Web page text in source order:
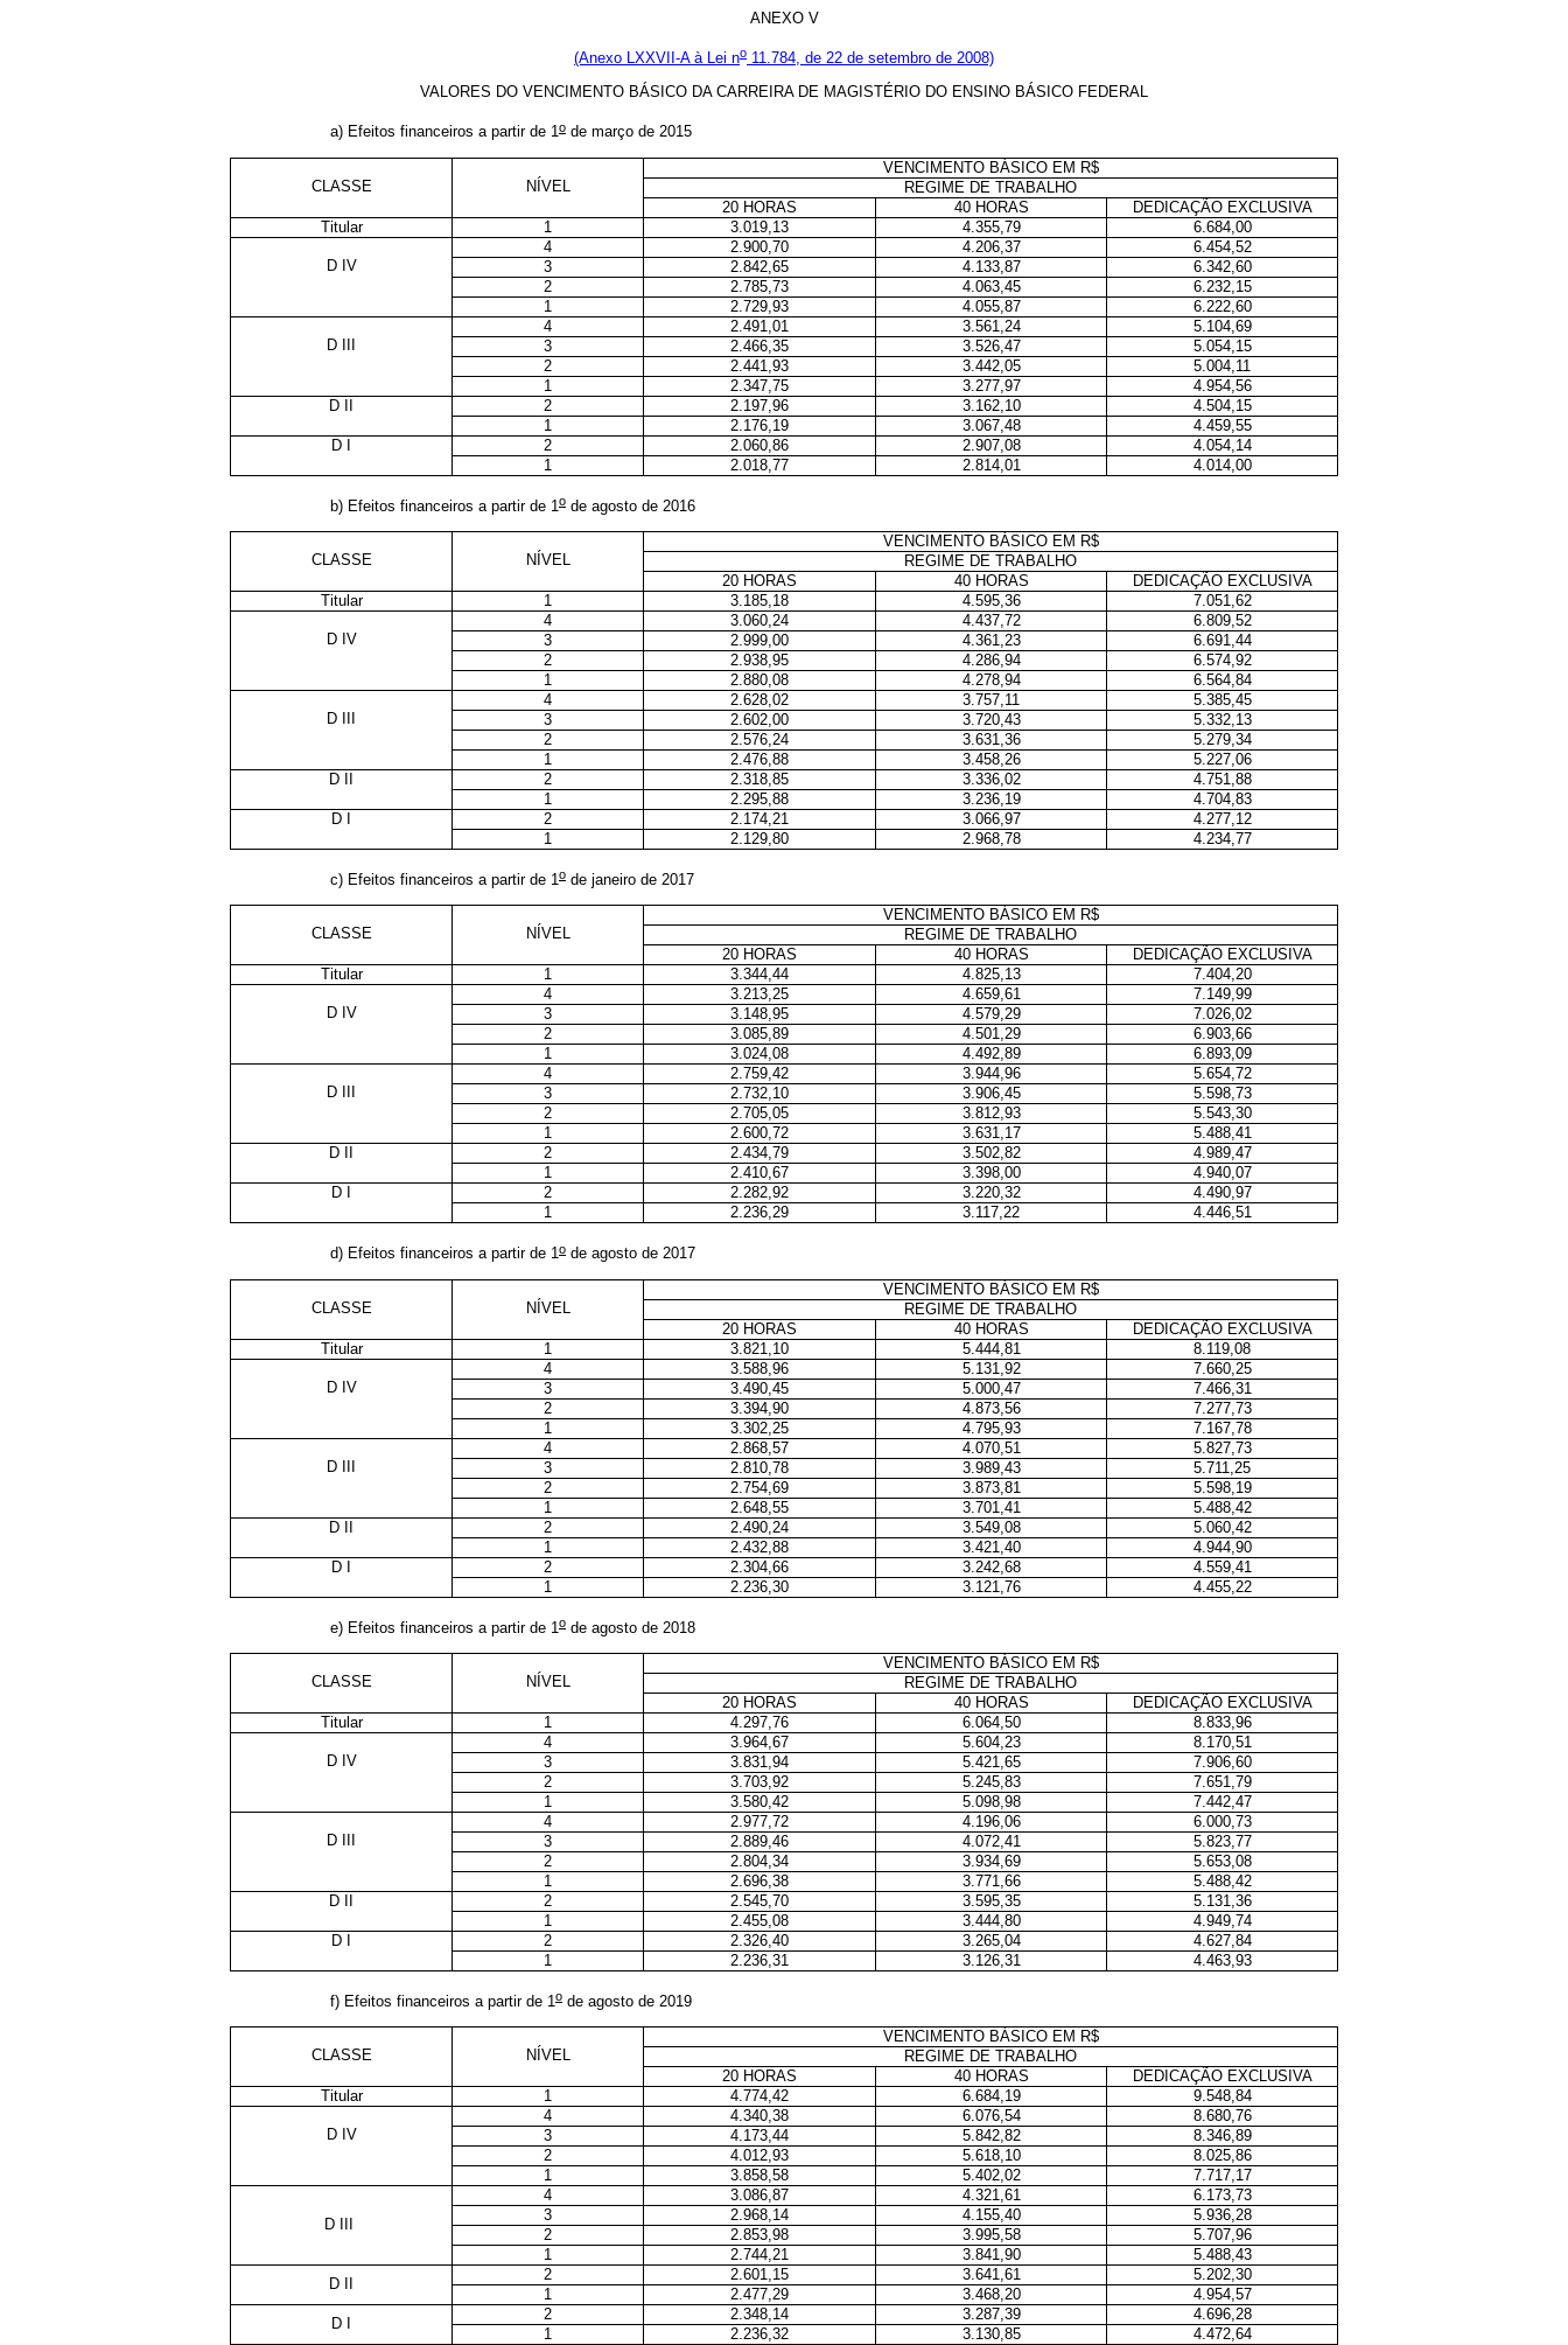
ANEXO V
(Anexo LXXVII-A à Lei no 11.784, de 22 de setembro de 2008)
VALORES DO VENCIMENTO BÁSICO DA CARREIRA DE MAGISTÉRIO DO ENSINO BÁSICO FEDERAL
a) Efeitos financeiros a partir de 1o de março de 2015
VENCIMENTO BÁSICO EM R$
CLASSE
NÍVEL
REGIME DE TRABALHO
20 HORAS
40 HORAS
DEDICAÇÃO EXCLUSIVA
Titular
1 3.019,13 4.355,79
6.684,00
4
2.900,70 4.206,37
6.454,52
D IV
3 2.842,65 4.133,87
6.342,60
2
2.785,73 4.063,45
6.232,15
1
2.729,93 4.055,87
6.222,60
4
2.491,01 3.561,24
5.104,69
D III
3 2.466,35 3.526,47
5.054,15
2
2.441,93 3.442,05
5.004,11
1
2.347,75 3.277,97
4.954,56
D II
2 2.197,96 3.162,10
4.504,15
1
2.176,19 3.067,48
4.459,55
D I
2 2.060,86 2.907,08
4.054,14
1
2.018,77 2.814,01 4.014,00
b) Efeitos financeiros a partir de 1 o de agosto de 2016
VENCIMENTO BÁSICO EM R$
CLASSE
NÍVEL
REGIME DE TRABALHO
20 HORAS
40 HORAS
DEDICAÇÃO EXCLUSIVA
Titular
1 3.185,18 4.595,36
7.051,62
4
3.060,24 4.437,72
6.809,52
D IV
3 2.999,00 4.361,23
6.691,44
2
2.938,95 4.286,94
6.574,92
1
2.880,08 4.278,94
6.564,84
4
2.628,02 3.757,11
5.385,45
D III
3 2.602,00 3.720,43
5.332,13
2
2.576,24 3.631,36
5.279,34
1
2.476,88 3.458,26
5.227,06
D II
2 2.318,85 3.336,02
4.751,88
1
2.295,88 3.236,19
4.704,83
D I
2 2.174,21 3.066,97
4.277,12
1
2.129,80 2.968,78 4.234,77
c) Efeitos financeiros a partir de 1o de janeiro de 2017
VENCIMENTO BÁSICO EM R$
CLASSE
NÍVEL
REGIME DE TRABALHO
20 HORAS
40 HORAS
DEDICAÇÃO EXCLUSIVA
Titular
1 3.344,44 4.825,13
7.404,20
4
3.213,25 4.659,61
7.149,99
D IV
3 3.148,95 4.579,29
7.026,02
2
3.085,89 4.501,29
6.903,66
1
3.024,08 4.492,89
6.893,09
4
2.759,42 3.944,96
5.654,72
D III
3 2.732,10 3.906,45
5.598,73
2
2.705,05 3.812,93
5.543,30
1
2.600,72 3.631,17
5.488,41
D II
2 2.434,79 3.502,82
4.989,47
1
2.410,67 3.398,00
4.940,07
D I
2 2.282,92 3.220,32
4.490,97
1
2.236,29 3.117,22 4.446,51
d) Efeitos financeiros a partir de 1o de agosto de 2017
VENCIMENTO BÁSICO EM R$
CLASSE
NÍVEL
REGIME DE TRABALHO
20 HORAS
40 HORAS
DEDICAÇÃO EXCLUSIVA
Titular
1 3.821,10 5.444,81
8.119,08
4
3.588,96 5.131,92
7.660,25
D IV
3 3.490,45 5.000,47
7.466,31
2
3.394,90 4.873,56
7.277,73
1
3.302,25 4.795,93
7.167,78
4
2.868,57 4.070,51
5.827,73
D III
3 2.810,78 3.989,43
5.711,25
2
2.754,69 3.873,81
5.598,19
1
2.648,55 3.701,41
5.488,42
D II
2 2.490,24 3.549,08
5.060,42
1
2.432,88 3.421,40
4.944,90
D I
2 2.304,66 3.242,68
4.559,41
1
2.236,30 3.121,76 4.455,22
e) Efeitos financeiros a partir de 1 o de agosto de 2018
VENCIMENTO BÁSICO EM R$
CLASSE
NÍVEL
REGIME DE TRABALHO
20 HORAS
40 HORAS
DEDICAÇÃO EXCLUSIVA
Titular
1 4.297,76 6.064,50
8.833,96
4
3.964,67 5.604,23
8.170,51
D IV
3 3.831,94 5.421,65
7.906,60
2
3.703,92 5.245,83
7.651,79
1
3.580,42 5.098,98
7.442,47
4
2.977,72 4.196,06
6.000,73
D III
3 2.889,46 4.072,41
5.823,77
2
2.804,34 3.934,69
5.653,08
1
2.696,38 3.771,66
5.488,42
D II
2 2.545,70 3.595,35
5.131,36
1
2.455,08 3.444,80
4.949,74
D I
2 2.326,40 3.265,04
4.627,84
1
2.236,31 3.126,31 4.463,93
f) Efeitos financeiros a partir de 1o de agosto de 2019
VENCIMENTO BÁSICO EM R$
CLASSE
NÍVEL
REGIME DE TRABALHO
20 HORAS
40 HORAS
DEDICAÇÃO EXCLUSIVA
Titular
1 4.774,42 6.684,19
9.548,84
4
4.340,38 6.076,54
8.680,76
D IV
3 4.173,44 5.842,82
8.346,89
2
4.012,93 5.618,10
8.025,86
1
3.858,58 5.402,02 7.717,17
D III
4 3.086,87 4.321,61
6.173,73
3
2.968,14 4.155,40
5.936,28
2
2.853,98 3.995,58
5.707,96
1
2.744,21 3.841,90
5.488,43
D II
2 2.601,15 3.641,61
5.202,30
1
2.477,29 3.468,20
4.954,57
D I
2 2.348,14 3.287,39
4.696,28
1
2.236,32 3.130,85
4.472,64